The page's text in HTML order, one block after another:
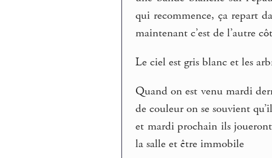
qui recommence, ça repart
maintenant c’est de l’autre
Le ciel est gris blanc et les
Quand on est venu mardi
de couleur on se souvient
et mardi prochain ils
la salle et être immobile